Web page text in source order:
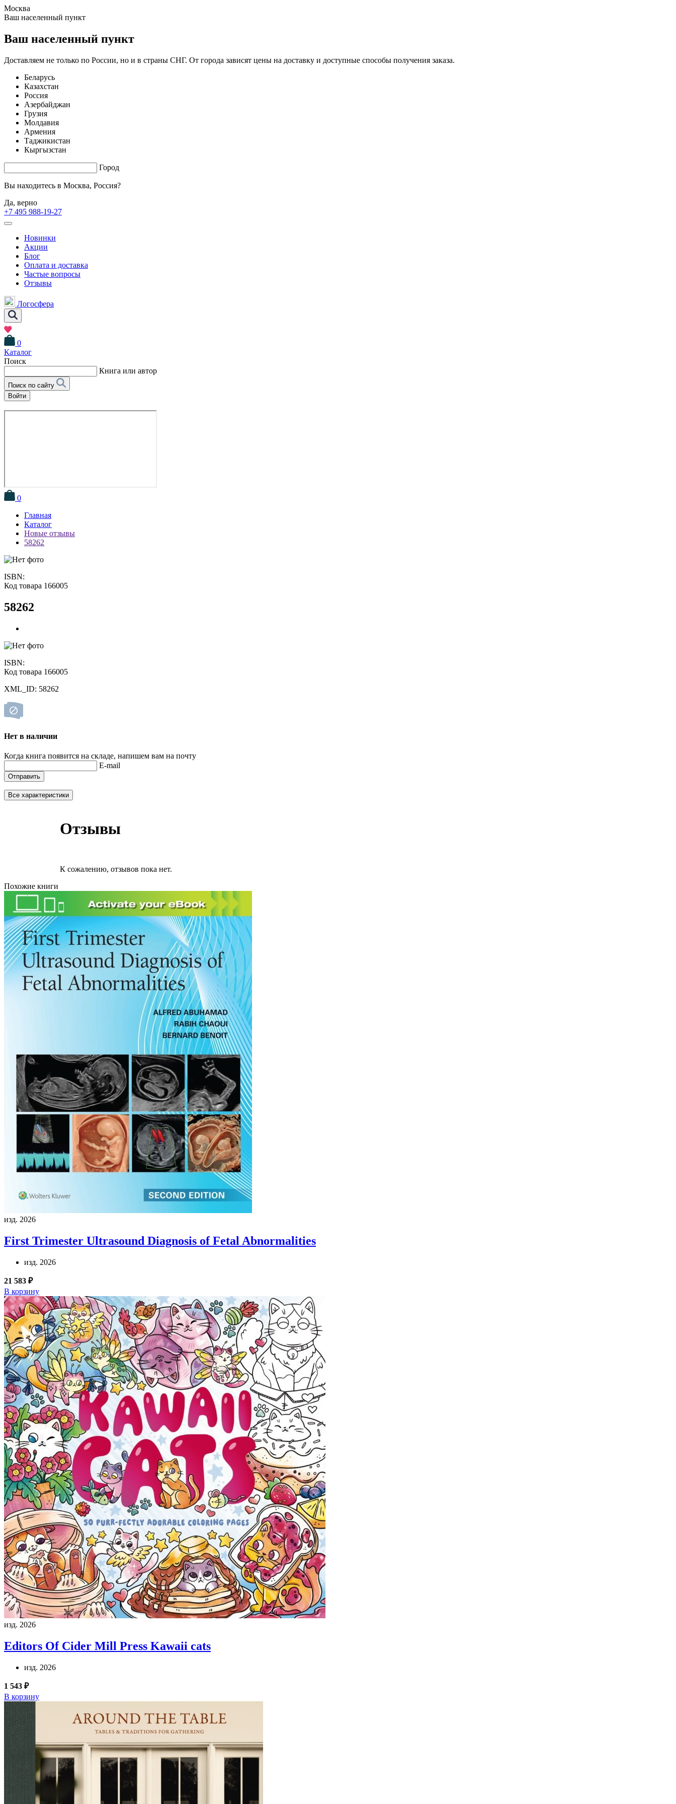
Москва
Ваш населенный пункт
Ваш населенный пункт
Доставляем не только по России, но и в страны СНГ. От города зависят цены на доставку и доступные способы получения заказа.
Беларусь
Казахстан
Россия
Азербайджан
Грузия
Молдавия
Армения
Таджикистан
Кыргызстан
Город
Вы находитесь в Москва, Россия?
Да, верно
+7 495 988-19-27
Новинки
Акции
Блог
Оплата и доставка
Частые вопросы
Отзывы
Логосфера
0
Каталог
Поиск
Книга или автор
Поиск по сайту
Войти
0
Главная
Каталог
Новые отзывы
58262
ISBN:
Код товара 166005
58262
ISBN:
Код товара 166005
XML_ID: 58262
Нет в наличии
Когда книга появится на складе, напишем вам на почту
E-mail
Отправить
Все характеристики
Отзывы
К сожалению, отзывов пока нет.
Похожие книги
изд. 2026
First Trimester Ultrasound Diagnosis of Fetal Abnormalities
изд. 2026
21 583 ₽
В корзину
изд. 2026
Editors Of Cider Mill Press Kawaii cats
изд. 2026
1 543 ₽
В корзину